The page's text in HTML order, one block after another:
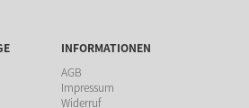
INFORMATIONEN
AGB
Impressum
Widerruf